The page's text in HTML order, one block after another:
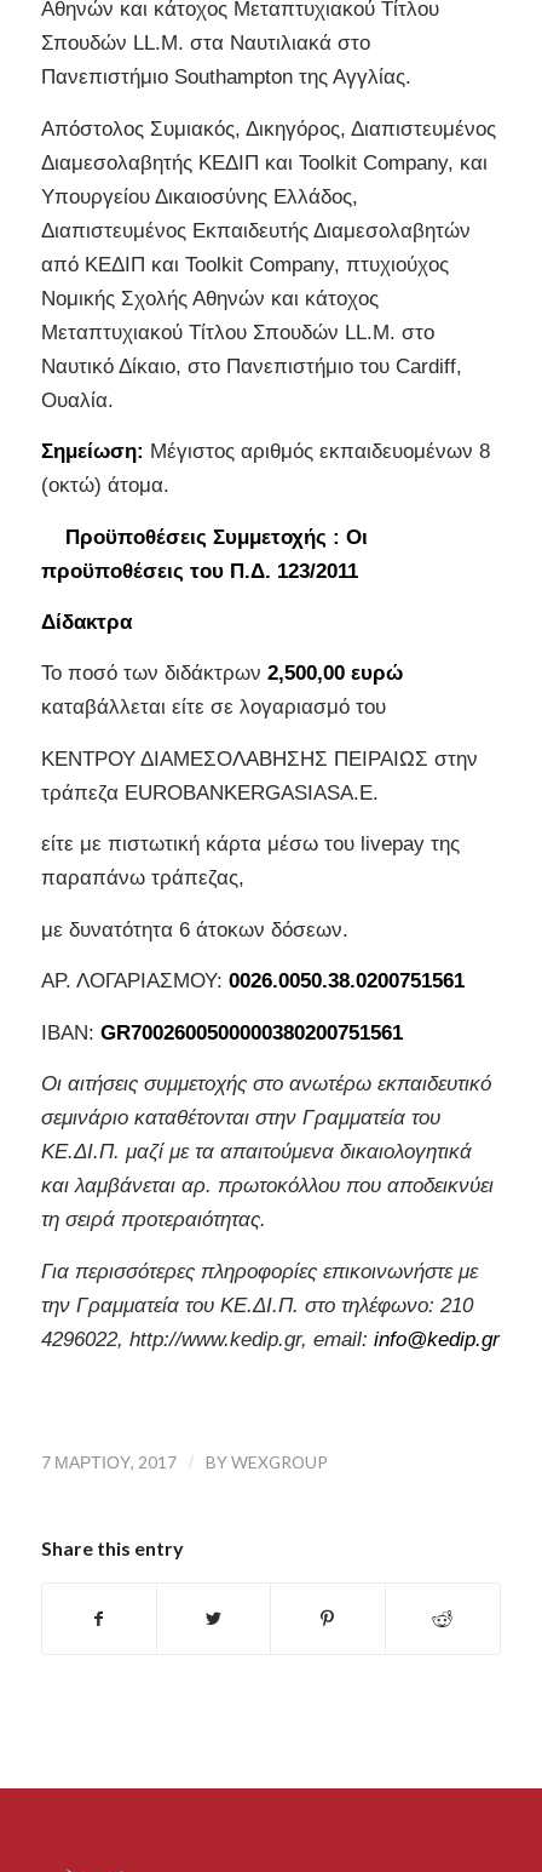
Αθηνών και κάτοχος Μεταπτυχιακού Τίτλου
Σπουδών LL.M. στα Ναυτιλιακά στο
Πανεπιστήμιο Southampton της Αγγλίας.
Απόστολος Συμιακός, Δικηγόρος, Διαπιστευμένος
Διαμεσολαβητής ΚΕΔΙΠ και Toolkit Company, και
Υπουργείου Δικαιοσύνης Ελλάδος,
Διαπιστευμένος Εκπαιδευτής Διαμεσολαβητών
από ΚΕΔΙΠ και Toolkit Company, πτυχιούχος
Νομικής Σχολής Αθηνών και κάτοχος
Μεταπτυχιακού Τίτλου Σπουδών LL.M. στο
Ναυτικό Δίκαιο, στο Πανεπιστήμιο του Cardiff,
Ουαλία.
Σημείωση: Μέγιστος αριθμός εκπαιδευομένων 8
(οκτώ) άτομα.
Προϋποθέσεις Συμμετοχής : Οι
προϋποθέσεις του Π.Δ. 123/2011
Δίδακτρα
Το ποσό των διδάκτρων 2,500,00 ευρώ
καταβάλλεται είτε σε λογαριασμό του
ΚΕΝΤΡΟΥ ΔΙΑΜΕΣΟΛΑΒΗΣΗΣ ΠΕΙΡΑΙΩΣ στην
τράπεζα EUROBANKERGASIASA.E.
είτε με πιστωτική κάρτα μέσω του livepay της
παραπάνω τράπεζας,
με δυνατότητα 6 άτοκων δόσεων.
AΡ. ΛΟΓΑΡΙΑΣΜΟΥ: 0026.0050.38.0200751561
IBAN: GR7002600500000380200751561
Οι αιτήσεις συμμετοχής στο ανωτέρω εκπαιδευτικό
σεμινάριο καταθέτονται στην Γραμματεία του
ΚΕ.ΔΙ.Π. μαζί με τα απαιτούμενα δικαιολογητικά
και λαμβάνεται αρ. πρωτοκόλλου που αποδεικνύει
τη σειρά προτεραιότητας.
Για περισσότερες πληροφορίες επικοινωνήστε με
την Γραμματεία του ΚΕ.ΔΙ.Π. στο τηλέφωνο: 210
4296022, http://www.kedip.gr, email: info@kedip.gr
7 ΜΑΡΤΊΟΥ, 2017 / BYWEXGROUP
Share this entry